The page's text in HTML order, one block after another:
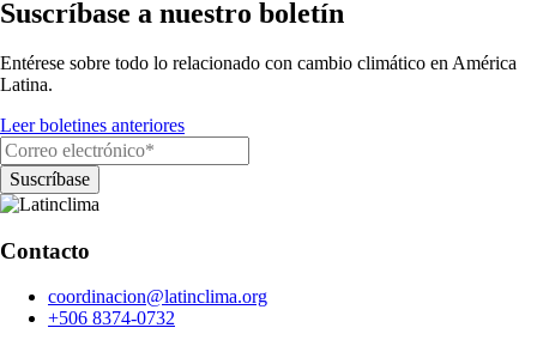
Suscríbase a nuestro boletín
Entérese sobre todo lo relacionado con cambio climático en América
Latina.
Leer boletines anteriores
Contacto
coordinacion@latinclima.org
+506 8374-0732